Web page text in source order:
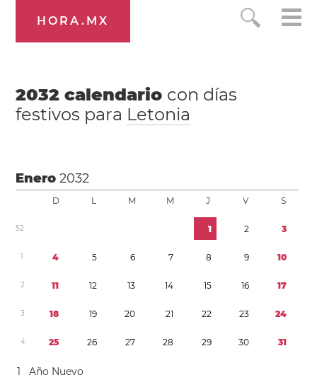
HORA.MX
2032 calendario con días
festivos para Letonia
Enero2032
D L M M J V S
52 1 2 3
1 4 5 6 7 8 9 10
2 11 12 13 14 15 16 17
3 18 19 20 21 22 23 24
4 25 26 27 28 29 30 31
1 Año Nuevo